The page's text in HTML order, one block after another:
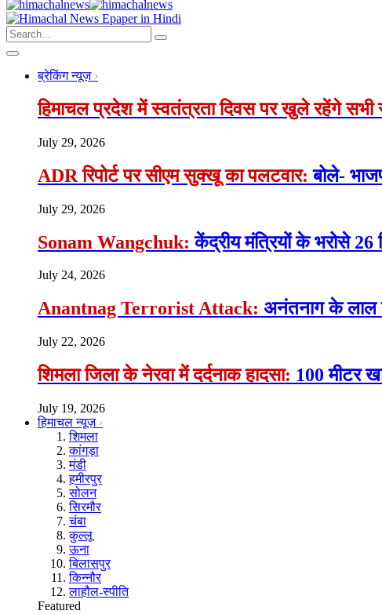
ब्रेकिंग न्यूज़
हिमाचल प्रदेश में स्वतंत्रता दिवस पर खुले रहेंगे सभी
July 29, 2026
ADR रिपोर्ट पर सीएम सुक्खू का पलटवार: बोले-
July 29, 2026
Sonam Wangchuk: केंद्रीय मंत्रियों के भरोसे
July 24, 2026
Anantnag Terrorist Attack: अनंतनाग के लाल
July 22, 2026
शिमला जिला के नेरवा में दर्दनाक हादसा: 100 मीटर
July 19, 2026
हिमाचल न्यूज़
शिमला
कांगड़ा
मंडी
हमीरपुर
सोलन
सिरमौर
चंबा
कुल्लू
ऊना
बिलासपुर
किन्नौर
लाहौल-स्पीति
Featured